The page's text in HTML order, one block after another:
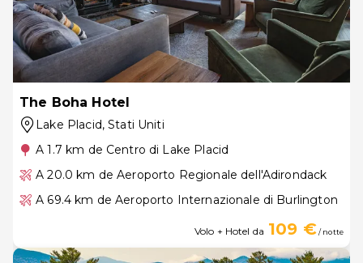
The Boha Hotel
Lake Placid, Stati Uniti
A 1.7 km de Centro di Lake Placid
A 20.0 km de Aeroporto Regionale dell'Adirondack
A 69.4 km de Aeroporto Internazionale di Burlington
Volo + Hotel da 109 €/ notte